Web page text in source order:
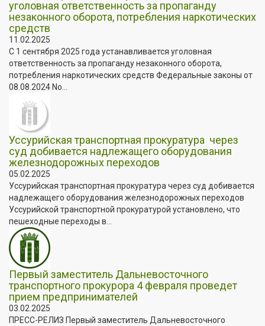
уголовная ответственность за пропаганду
незаконного оборота, потребления наркотических
средств
11.02.2025
С 1 сентября 2025 года устанавливается уголовная
ответственность за пропаганду незаконного оборота,
потребления наркотических средств Федеральные законы от
08.08.2024 No...
️Уссурийская транспортная прокуратура через
суд добивается надлежащего оборудования
железнодорожных переходов
05.02.2025
️Уссурийская транспортная прокуратура через суд добивается
надлежащего оборудования железнодорожных переходов
Уссурийской транспортной прокуратурой установлено, что
пешеходные переходы в...
Первый заместитель Дальневосточного
транспортного прокурора 4 февраля проведет
прием предпринимателей
03.02.2025
ПРЕСС-РЕЛИЗ Первый заместитель Дальневосточного